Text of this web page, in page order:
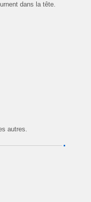
dans la tête.
autres.